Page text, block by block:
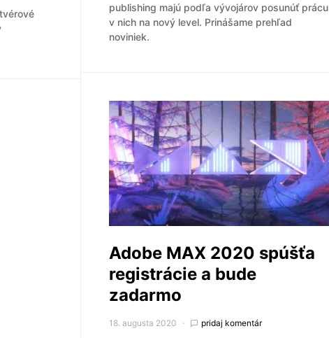
publishing majú podľa vývojárov posunúť prácu
v nich na nový level. Prinášame prehľad
noviniek.
Adobe MAX 2020 spúšťa
registrácie a bude
zadarmo
18. augusta 2020 pridaj komentár